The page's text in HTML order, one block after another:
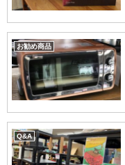
お勧め商品
Q&A